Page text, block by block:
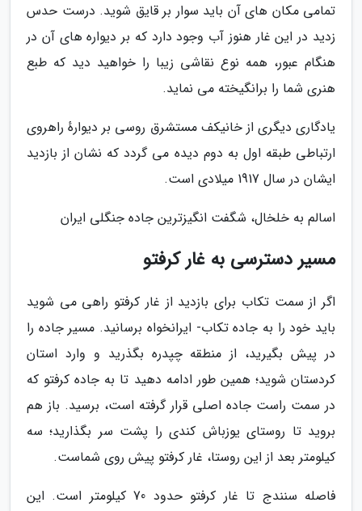
تمامی مکان های آن باید سوار بر قایق شوید. درست حدس
زدید در این غار هنوز آب وجود دارد که بر دیواره های آن در
هنگام عبور، همه نوع نقاشی زیبا را خواهید دید که طبع
هنری شما را برانگیخته می نماید.
یادگاری دیگری از خانیکف مستشرق روسی بر دیوارهٔ راهروی
ارتباطی طبقه اول به دوم دیده می گردد که نشان از بازدید
ایشان در سال 1917 میلادی است.
اسالم به خلخال، شگفت انگیزترین جاده جنگلی ایران
مسیر دسترسی به غار کرفتو
اگر از سمت تکاب برای بازدید از غار کرفتو راهی می شوید
باید خود را به جاده تکاب- ایرانخواه برسانید. مسیر جاده را
در پیش بگیرید، از منطقه چپدره بگذرید و وارد استان
کردستان شوید؛ همین طور ادامه دهید تا به جاده کرفتو که
در سمت راست جاده اصلی قرار گرفته است، برسید. باز هم
بروید تا روستای یوزباش کندی را پشت سر بگذارید؛ سه
کیلومتر بعد از این روستا، غار کرفتو پیش روی شماست.
فاصله سنندج تا غار کرفتو حدود 70 کیلومتر است. این